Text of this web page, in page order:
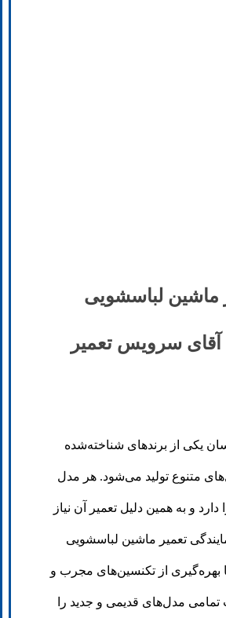
ماشین لباسشویی
سرویس تعمیر
یکی از برندهای شناخته‌شده
متنوع تولید می‌شود. هر مدل
و به همین دلیل تعمیر آن نیاز
تعمیر ماشین لباسشویی
بهره‌گیری از تکنسین‌های مجرب و
مدل‌های قدیمی و جدید را